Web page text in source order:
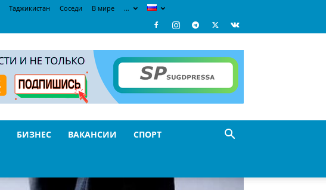
Таджикистан Соседи В мире …
БИЗНЕС ВАКАНСИИ СПОРТ